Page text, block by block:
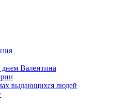
днем Валентина
выдающихся людей